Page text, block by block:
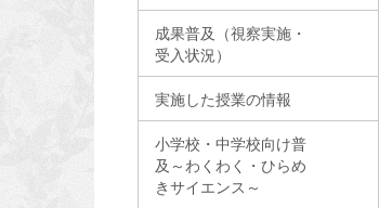
成果普及（視察実施・
受入状況）
実施した授業の情報
小学校・中学校向け普
及～わくわく・ひらめ
きサイエンス～